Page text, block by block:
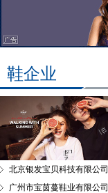
鞋企业
北京银发宝贝科技有限公司
广州市宝茵蔓鞋业有限公司